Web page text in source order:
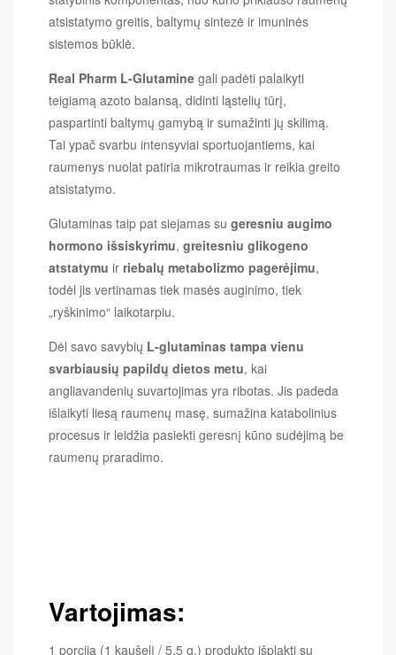
atsistatymo greitis, baltymų sintezė ir imuninės
sistemos būklė.
Real Pharm L-Glutamine gali padėti palaikyti
teigiamą azoto balansą, didinti ląstelių tūrį,
paspartinti baltymų gamybą ir sumažinti jų skilimą.
Tai ypač svarbu intensyviai sportuojantiems, kai
raumenys nuolat patiria mikrotraumas ir reikia greito
atsistatymo.
Glutaminas taip pat siejamas su geresniu augimo
hormono išsiskyrimu, greitesniu glikogeno
atstatymu ir riebalų metabolizmo pagerėjimu,
todėl jis vertinamas tiek masės auginimo, tiek
„ryškinimo“ laikotarpiu.
Dėl savo savybių L-glutaminas tampa vienu
svarbiausių papildų dietos metu, kai
angliavandenių suvartojimas yra ribotas. Jis padeda
išlaikyti liesą raumenų masę, sumažina katabolinius
procesus ir leidžia pasiekti geresnį kūno sudėjimą be
raumenų praradimo.
Vartojimas:
1 porciją (1 kaušelį / 5,5 g.) produkto išplakti su